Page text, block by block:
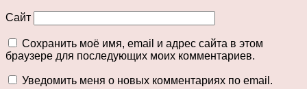
Сайт
Сохранить моё имя, email и адрес сайта в этом
браузере для последующих моих комментариев.
Уведомить меня о новых комментариях по email.